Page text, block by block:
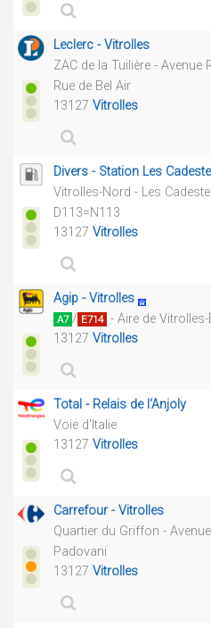
Leclerc - Vitrolles
ZAC de la Tuilière - Avenue
Rue de Bel Air
13127 Vitrolles
Divers - Station Les
Vitrolles-Nord - Les
D113=N113
13127 Vitrolles
Agip - Vitrolles
A7 / E714 - Aire de Vitrolles-
13127 Vitrolles
Total - Relais de l'Anjoly
Voie d'Italie
13127 Vitrolles
Carrefour - Vitrolles
Quartier du Griffon -
Padovani
13127 Vitrolles